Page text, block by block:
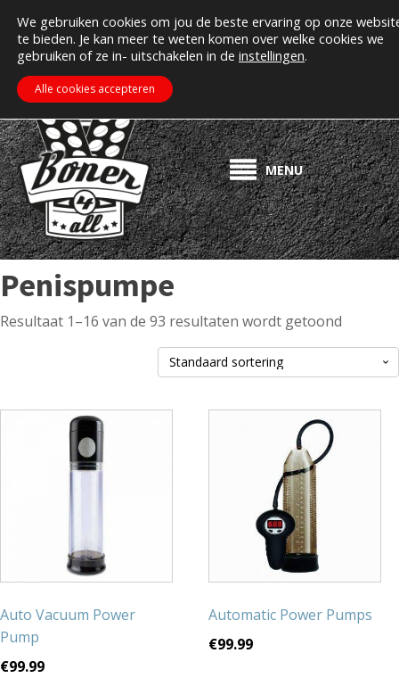
Erectiepillen kopen bij boner4all.nl MIJN ACCOUNT
>> Gratis verzending vanaf €50! <<
ZOEKEN WINKELWAGEN
MENU
Penispumpe
Resultaat 1–16 van de 93 resultaten wordt getoond
Auto Vacuum Power
Pump
€99.99
Automatic Power Pumps
€99.99
We gebruiken cookies om jou de beste ervaring op onze
te bieden. Je kan meer te weten komen over welke cookies we
gebruiken of ze in- uitschakelen in de instellingen.
Alle cookies accepteren